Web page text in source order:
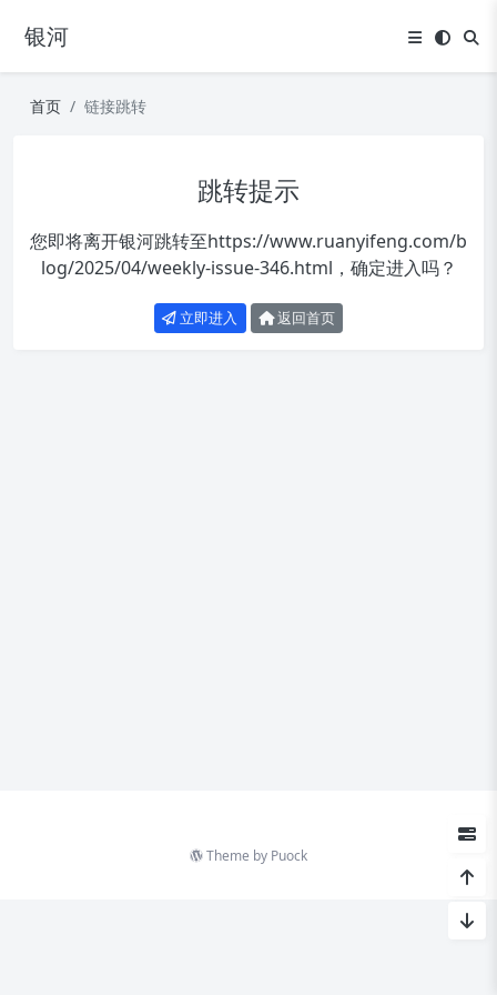
银河
首页 链接跳转
跳转提示
您即将离开银河跳转至https://www.ruanyifeng.com/b
log/2025/04/weekly-issue-346.html ，确定进入吗？
立即进入 返回首页
Theme by Puock